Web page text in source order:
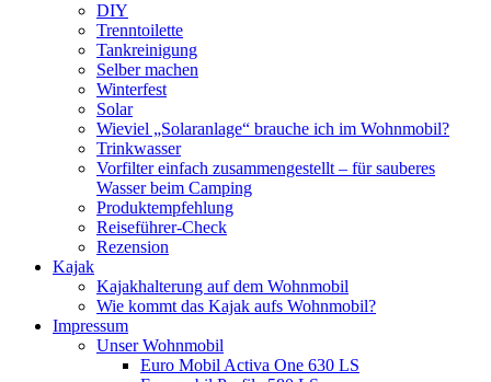
DIY
Trenntoilette
Tankreinigung
Selber machen
Winterfest
Solar
Wieviel „Solaranlage“ brauche ich im Wohnmobil?
Trinkwasser
Vorfilter einfach zusammengestellt – für sauberes
Wasser beim Camping
Produktempfehlung
Reiseführer-Check
Rezension
Kajak
Kajakhalterung auf dem Wohnmobil
Wie kommt das Kajak aufs Wohnmobil?
Impressum
Unser Wohnmobil
Euro Mobil Activa One 630 LS